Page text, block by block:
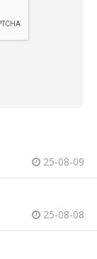
25-08-09
25-08-08